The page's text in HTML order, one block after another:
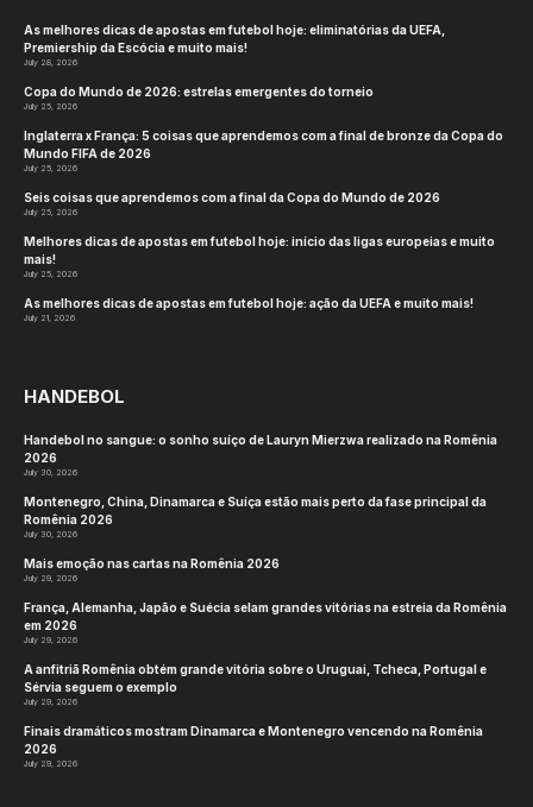
As melhores dicas de apostas em futebol hoje: eliminatórias da UEFA,
Premiership da Escócia e muito mais!
July 28, 2026
Copa do Mundo de 2026: estrelas emergentes do torneio
July 25, 2026
Inglaterra x França: 5 coisas que aprendemos com a final de bronze da Copa do
Mundo FIFA de 2026
July 25, 2026
Seis coisas que aprendemos com a final da Copa do Mundo de 2026
July 25, 2026
Melhores dicas de apostas em futebol hoje: início das ligas europeias e muito
mais!
July 25, 2026
As melhores dicas de apostas em futebol hoje: ação da UEFA e muito mais!
July 21, 2026
HANDEBOL
Handebol no sangue: o sonho suíço de Lauryn Mierzwa realizado na Romênia
2026
July 30, 2026
Montenegro, China, Dinamarca e Suíça estão mais perto da fase principal da
Romênia 2026
July 30, 2026
Mais emoção nas cartas na Romênia 2026
July 29, 2026
França, Alemanha, Japão e Suécia selam grandes vitórias na estreia da Romênia
em 2026
July 29, 2026
A anfitriã Romênia obtém grande vitória sobre o Uruguai, Tcheca, Portugal e
Sérvia seguem o exemplo
July 29, 2026
Finais dramáticos mostram Dinamarca e Montenegro vencendo na Romênia
2026
July 29, 2026